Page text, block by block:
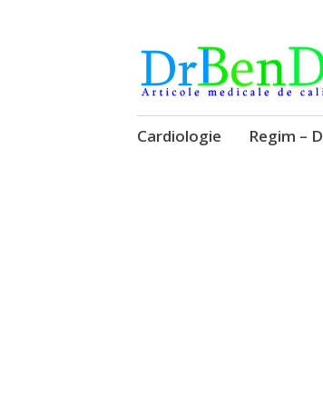
DrBendo.ro
Alimentatia sa iti fie
Sari
Cardiologie Regim –